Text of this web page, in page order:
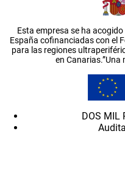
Esta empresa se ha
España cofinanciadas con el
para las regiones
en Canarias.”Una
DOS MIL